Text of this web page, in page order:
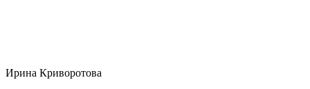
Ирина Криворотова